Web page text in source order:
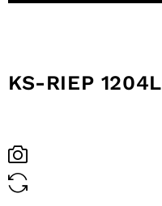
KS-RIEP 1204L